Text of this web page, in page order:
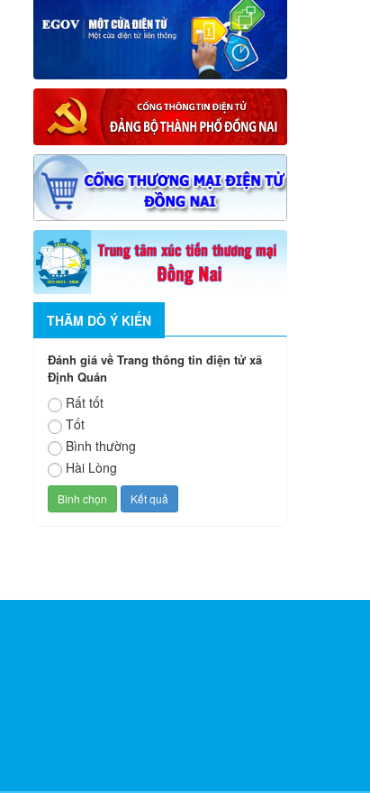
THĂM DÒ Ý KIẾN
Đánh giá về Trang thông tin điện tử xã
Định Quán
Rất tốt
Tốt
Bình thường
Hài Lòng